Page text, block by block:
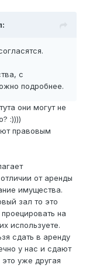
с
подробнее.
они могут не
:))))
правовым
от аренды
имущества.
зал то это
на
используете.
сдать в аренду
у нас и сдают
уже другая